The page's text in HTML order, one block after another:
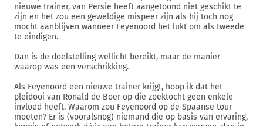
nieuwe trainer, van Persie heeft aangetoond niet geschikt te
zijn en het zou een geweldige mispeer zijn als hij toch nog
mocht aanblijven wanneer Feyenoord het lukt om als tweede
te eindigen.
Dan is de doelstelling wellicht bereikt, maar de manier
waarop was een verschrikking.
Als Feyenoord een nieuwe trainer krijgt, hoop ik dat het
pleidooi van Ronald de Boer op die zoektocht geen enkele
invloed heeft. Waarom zou Feyenoord op de Spaanse tour
moeten? Er is (vooralsnog) niemand die op basis van ervaring,